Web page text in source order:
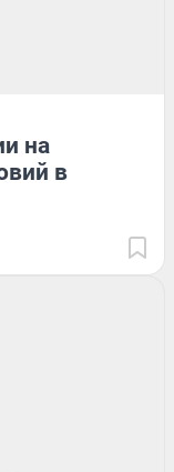
на
в